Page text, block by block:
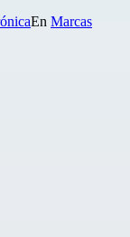
Categorizado
Marcas